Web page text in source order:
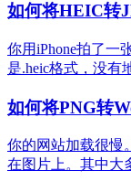
如何将HEIC转
你用iPhone拍了一
是.heic格式，没有
如何将PNG转
你的网站加载很慢
在图片上。其中大